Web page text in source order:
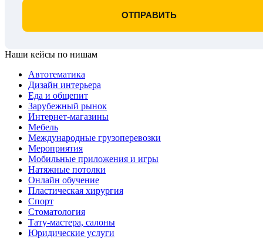
Наши кейсы по нишам
Автотематика
Дизайн интерьера
Еда и общепит
Зарубежный рынок
Интернет-магазины
Мебель
Международные грузоперевозки
Мероприятия
Мобильные приложения и игры
Натяжные потолки
Онлайн обучение
Пластическая хирургия
Спорт
Стоматология
Тату-мастера, салоны
Юридические услуги